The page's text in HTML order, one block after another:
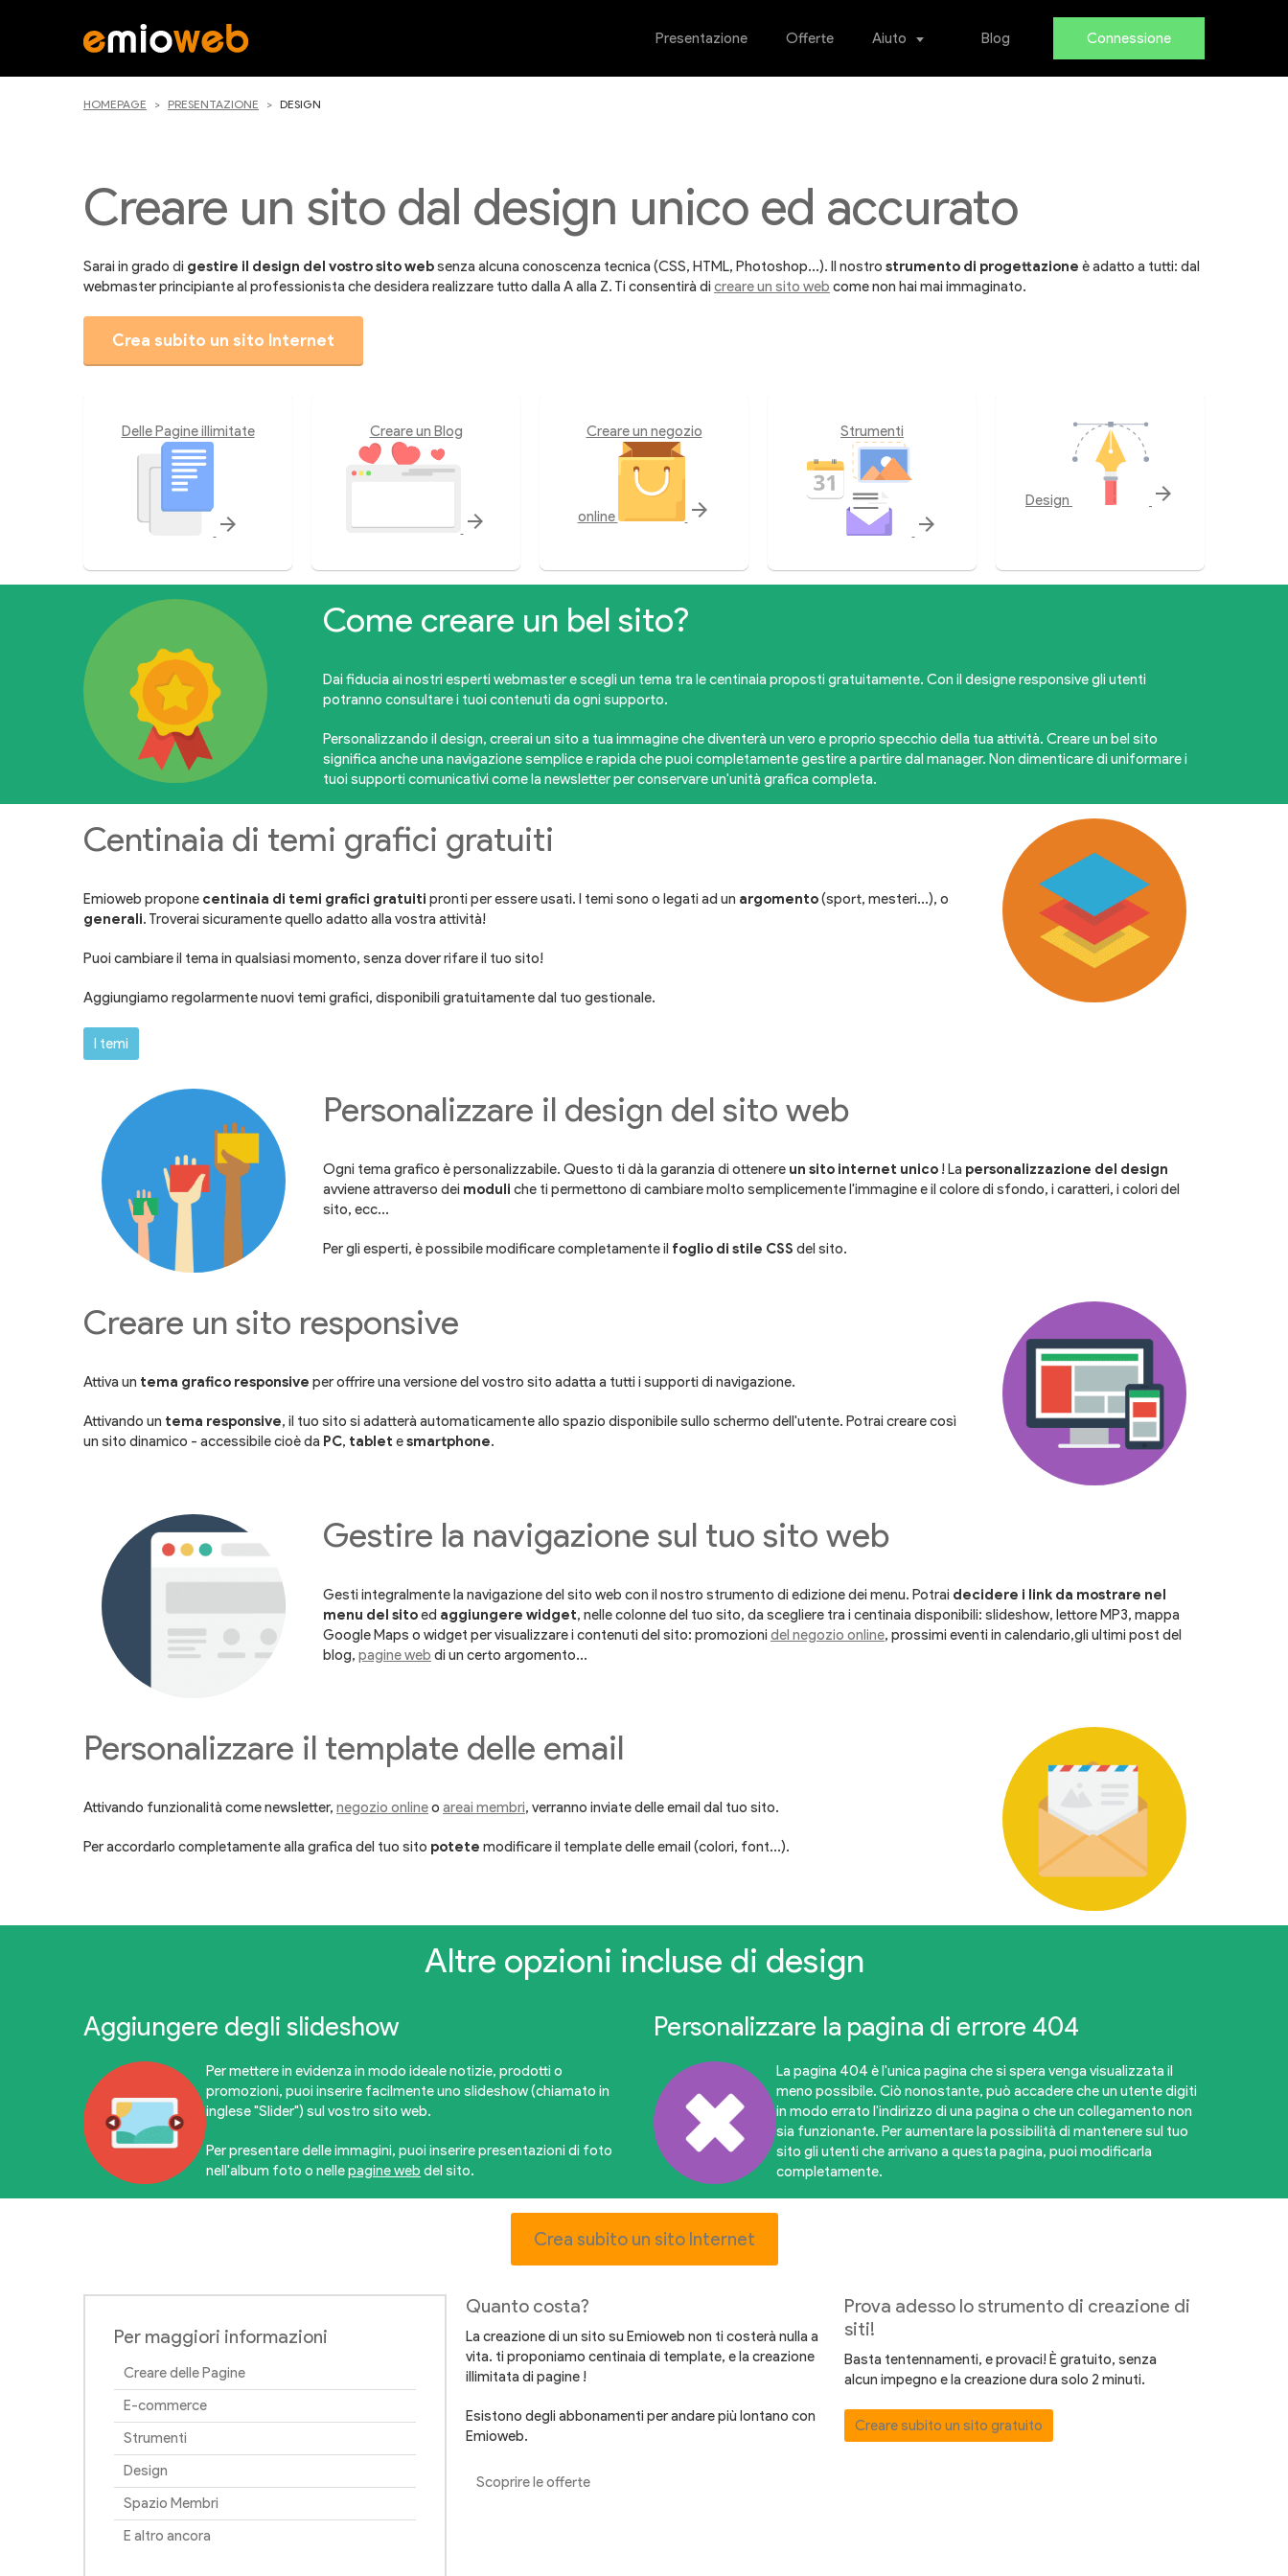
Presentazione Offerte Aiuto Blog Connessione
HOMEPAGE PRESENTAZIONE DESIGN
Creare un sito dal design unico ed accurato
Sarai in grado di gestire il design del vostro sito websenza alcuna conoscenza tecnica (CSS, HTML, Photoshop...). Il nostro strumento di progettazione è adatto a tutti: dal
webmaster principiante al professionista che desidera realizzare tutto dalla A alla Z. Ti consentirà di creare un sito web come non hai mai immaginato.
Crea subito un sito Internet
Delle Pagine illimitate
arrow_forward
Creare un Blog
arrow_forward
Creare un negozio
online arrow_forward
Strumenti
arrow_forward
Design arrow_forward
Come creare un bel sito?
Dai fiducia ai nostri esperti webmaster e scegli un tema tra le centinaia proposti gratuitamente. Con il designe responsive gli utenti
potranno consultare i tuoi contenuti da ogni supporto.
Personalizzando il design, creerai un sito a tua immagine che diventerà un vero e proprio specchio della tua attività. Creare un bel sito
significa anche una navigazione semplice e rapida che puoi completamente gestire a partire dal manager. Non dimenticare di uniformare i
tuoi supporti comunicativi come la newsletter per conservare un'unità grafica completa.
Centinaia di temi grafici gratuiti
Emioweb propone centinaia di temi grafici gratuiti pronti per essere usati. I temi sono o legati ad un argomento(sport, mesteri...), o
generali. Troverai sicuramente quello adatto alla vostra attività!
Puoi cambiare il tema in qualsiasi momento, senza dover rifare il tuo sito!
Aggiungiamo regolarmente nuovi temi grafici, disponibili gratuitamente dal tuo gestionale.
I temi
Personalizzare il design del sito web
Ogni tema grafico è personalizzabile. Questo ti dà la garanzia di ottenere un sito internet unico ! La personalizzazione del design
avviene attraverso dei moduli che ti permettono di cambiare molto semplicemente l'immagine e il colore di sfondo, i caratteri, i colori del
sito, ecc...
Per gli esperti, è possibile modificare completamente il foglio di stile CSS del sito.
Creare un sito responsive
Attiva un tema grafico responsive per offrire una versione del vostro sito adatta a tutti i supporti di navigazione.
Attivando un tema responsive, il tuo sito si adatterà automaticamente allo spazio disponibile sullo schermo dell'utente. Potrai creare così
un sito dinamico - accessibile cioè da PC, tabletesmartphone.
Gestire la navigazione sul tuo sito web
Gesti integralmente la navigazione del sito web con il nostro strumento di edizione dei menu. Potrai decidere i link da mostrare nel
menu del sitoed aggiungere widget, nelle colonne del tuo sito, da scegliere tra i centinaia disponibili: slideshow, lettore MP3, mappa
Google Maps o widget per visualizzare i contenuti del sito: promozioni del negozio online, prossimi eventi in calendario,gli ultimi post del
blog, pagine web di un certo argomento...
Personalizzare il template delle email
Attivando funzionalità come newsletter, negozio onlineo areai membri, verranno inviate delle email dal tuo sito.
Per accordarlo completamente alla grafica del tuo sito potete modificare il template delle email (colori, font...).
Altre opzioni incluse di design
Aggiungere degli slideshow
Per mettere in evidenza in modo ideale notizie, prodotti o
promozioni, puoi inserire facilmente uno slideshow (chiamato in
inglese "Slider") sul vostro sito web.
Per presentare delle immagini, puoi inserire presentazioni di foto
nell'album foto o nellepagine web del sito.
Personalizzare la pagina di errore 404
La pagina 404 è l'unica pagina che si spera venga visualizzata il
meno possibile. Ciò nonostante, può accadere che un utente digiti
in modo errato l'indirizzo di una pagina o che un collegamento non
sia funzionante. Per aumentare la possibilità di mantenere sul tuo
sito gli utenti che arrivano a questa pagina, puoi modificarla
completamente.
Crea subito un sito Internet
Per maggiori informazioni
Creare delle Pagine
E-commerce
Strumenti
Design
Spazio Membri
E altro ancora
Quanto costa?
La creazione di un sito su Emioweb non ti costerà nulla a
vita. ti proponiamo centinaia di template, e la creazione
illimitata di pagine !
Esistono degli abbonamenti per andare più lontano con
Emioweb.
Scoprire le offerte
Prova adesso lo strumento di creazione di
siti!
Basta tentennamenti, e provaci! È gratuito, senza
alcun impegno e la creazione dura solo 2 minuti.
Creare subito un sito gratuito